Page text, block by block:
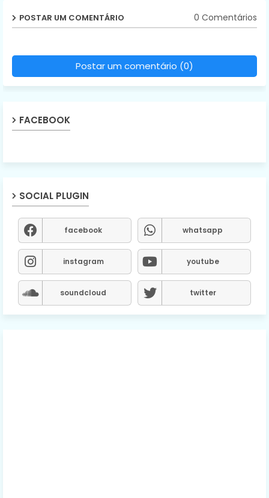
POSTAR UM COMENTÁRIO 0 Comentários
Postar um comentário (0)
FACEBOOK
SOCIAL PLUGIN
facebook whatsapp
instagram youtube
soundcloud twitter